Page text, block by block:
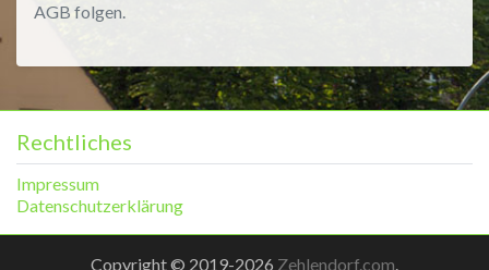
AGB folgen.
Rechtliches
Impressum
Datenschutzerklärung
Copyright © 2019-2026 Zehlendorf.com.